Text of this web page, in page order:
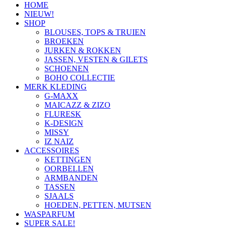
HOME
NIEUW!
SHOP
BLOUSES, TOPS & TRUIEN
BROEKEN
JURKEN & ROKKEN
JASSEN, VESTEN & GILETS
SCHOENEN
BOHO COLLECTIE
MERK KLEDING
G-MAXX
MAICAZZ & ZIZO
FLURESK
K-DESIGN
MISSY
IZ NAIZ
ACCESSOIRES
KETTINGEN
OORBELLEN
ARMBANDEN
TASSEN
SJAALS
HOEDEN, PETTEN, MUTSEN
WASPARFUM
SUPER SALE!